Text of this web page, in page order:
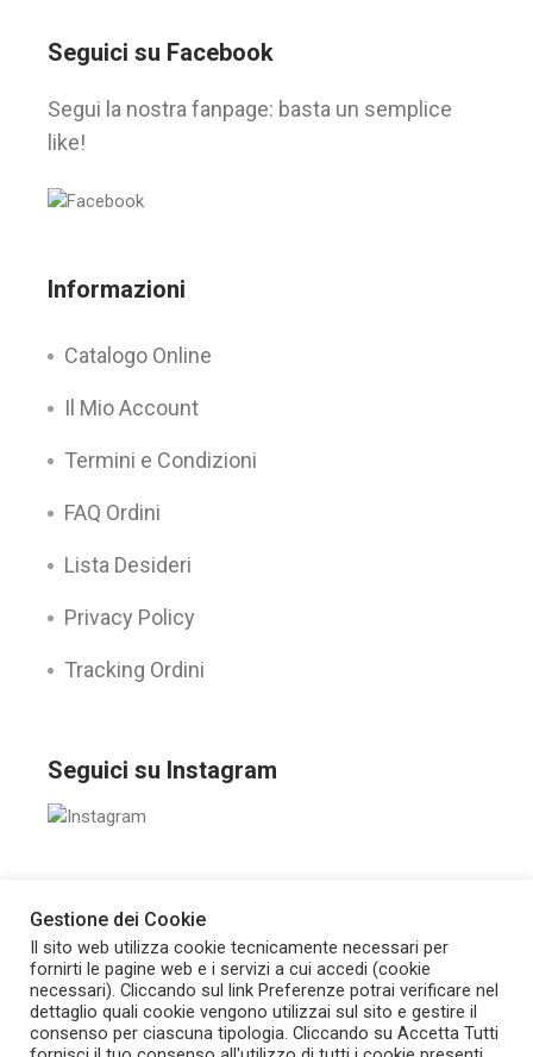
Seguici su Facebook
Segui la nostra fanpage: basta un semplice
like!
Informazioni
Catalogo Online
Il Mio Account
Termini e Condizioni
FAQ Ordini
Lista Desideri
Privacy Policy
Tracking Ordini
Seguici su Instagram
Seguici su:
© FarmaTempo – P.Iva: 07049760486, Sviluppato
da Romano Santi Divisione Tecnologica
Cookie
Gestione dei Cookie
Il sito web utilizza cookie tecnicamente necessari per
fornirti le pagine web e i servizi a cui accedi (cookie
necessari). Cliccando sul link Preferenze potrai verificare nel
dettaglio quali cookie vengono utilizzai sul sito e gestire il
consenso per ciascuna tipologia. Cliccando su Accetta Tutti